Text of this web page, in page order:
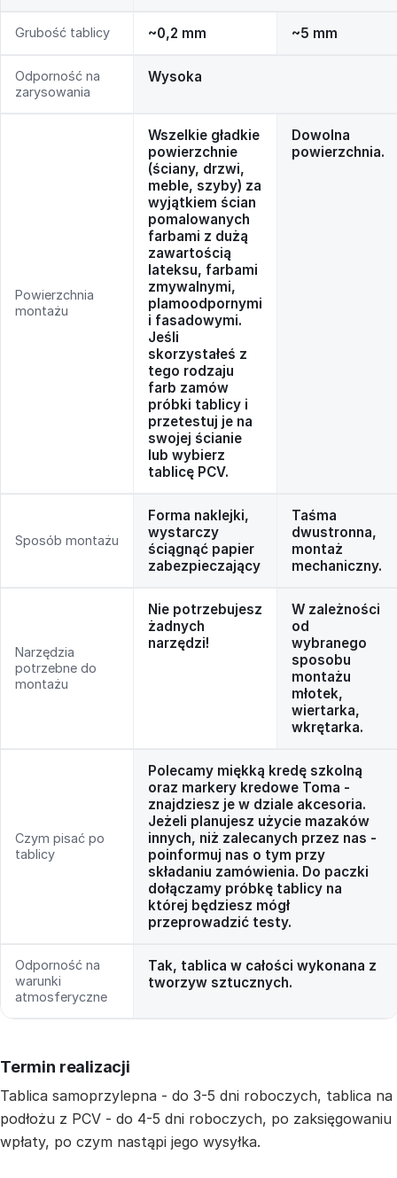
Grubość tablicy ~0,2 mm ~5 mm
Odporność na
zarysowania
Wysoka
Powierzchnia
montażu
Wszelkie gładkie
powierzchnie
(ściany, drzwi,
meble, szyby) za
wyjątkiem ścian
pomalowanych
farbami z dużą
zawartością
lateksu, farbami
zmywalnymi,
plamoodpornymi
i fasadowymi.
Jeśli
skorzystałeś z
tego rodzaju
farb zamów
próbki tablicy i
przetestuj je na
swojej ścianie
lub wybierz
tablicę PCV.
Dowolna
powierzchnia.
Sposób montażu
Forma naklejki,
wystarczy
ściągnąć papier
zabezpieczający
Taśma
dwustronna,
montaż
mechaniczny.
Narzędzia
potrzebne do
montażu
Nie potrzebujesz
żadnych
narzędzi!
W zależności
od
wybranego
sposobu
montażu
młotek,
wiertarka,
wkrętarka.
Czym pisać po
tablicy
Polecamy miękką kredę szkolną
oraz markery kredowe Toma -
znajdziesz je w dziale akcesoria.
Jeżeli planujesz użycie mazaków
innych, niż zalecanych przez nas -
poinformuj nas o tym przy
składaniu zamówienia. Do paczki
dołączamy próbkę tablicy na
której będziesz mógł
przeprowadzić testy.
Odporność na
warunki
atmosferyczne
Tak, tablica w całości wykonana z
tworzyw sztucznych.
Termin realizacji
Tablica samoprzylepna - do 3-5 dni roboczych, tablica na
podłożu z PCV - do 4-5 dni roboczych, po zaksięgowaniu
wpłaty, po czym nastąpi jego wysyłka.